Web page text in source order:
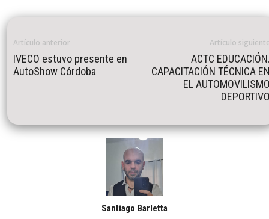
Artículo anterior
IVECO estuvo presente en
AutoShow Córdoba
Artículo
ACTC
CAPACITACIÓN TÉCNICA
EL
Santiago Barletta